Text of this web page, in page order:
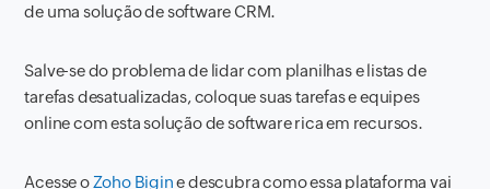
de uma solução de software CRM.
Salve-se do problema de lidar com planilhas e listas de
tarefas desatualizadas, coloque suas tarefas e equipes
online com esta solução de software rica em recursos.
Acesse o Zoho Bigine descubra como essa plataforma vai